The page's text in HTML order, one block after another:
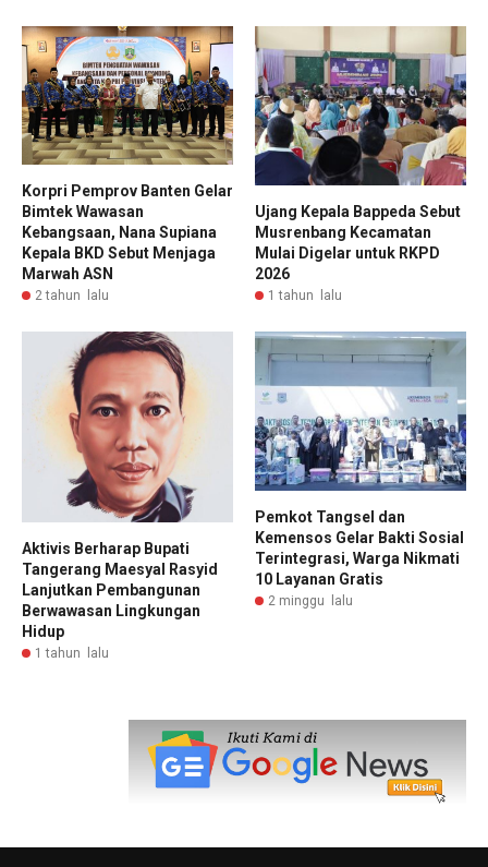
Korpri Pemprov Banten Gelar
Bimtek Wawasan
Kebangsaan, Nana Supiana
Kepala BKD Sebut Menjaga
Marwah ASN
2 tahun lalu
Ujang Kepala Bappeda Sebut
Musrenbang Kecamatan
Mulai Digelar untuk RKPD
2026
1 tahun lalu
Aktivis Berharap Bupati
Tangerang Maesyal Rasyid
Lanjutkan Pembangunan
Berwawasan Lingkungan
Hidup
1 tahun lalu
Pemkot Tangsel dan
Kemensos Gelar Bakti Sosial
Terintegrasi, Warga Nikmati
10 Layanan Gratis
2 minggu lalu